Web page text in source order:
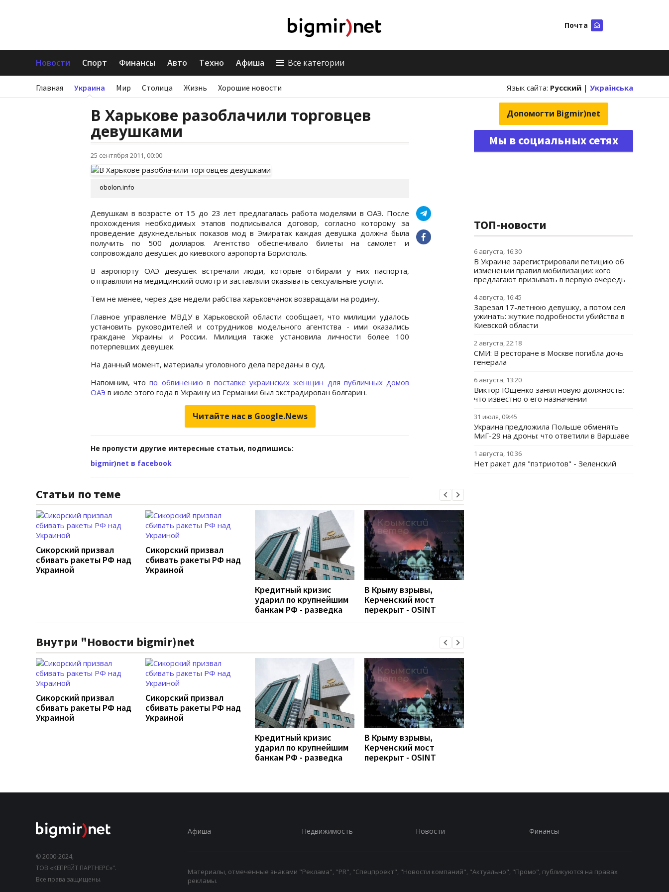
Почта
Новости Спорт Финансы Авто Техно Афиша Все категории
Главная Украина Мир Столица Жизнь Хорошие новости Язык сайта: Русский | Українська
В Харькове разоблачили торговцев
девушками
25 сентября 2011, 00:00
obolon.info
Девушкам в возрасте от 15 до 23 лет предлагалась работа моделями в ОАЭ. После
прохождения необходимых этапов подписывался договор, согласно которому за
проведение двухнедельных показов мод в Эмиратах каждая девушка должна была
получить по 500 долларов. Агентство обеспечивало билеты на самолет и
сопровождало девушек до киевского аэропорта Борисполь.
В аэропорту ОАЭ девушек встречали люди, которые отбирали у них паспорта,
отправляли на медицинский осмотр и заставляли оказывать сексуальные услуги.
Тем не менее, через две недели рабства харьковчанок возвращали на родину.
Главное управление МВДУ в Харьковской области сообщает, что милиции удалось
установить руководителей и сотрудников модельного агентства - ими оказались
граждане Украины и России. Милиция также установила личности более 100
потерпевших девушек.
На данный момент, материалы уголовного дела переданы в суд.
Напомним, чтопо обвинению в поставке украинских женщин для публичных домов
ОАЭ в июле этого года в Украину из Германии был экстрадирован болгарин.
Читайте нас в Google.News
Не пропусти другие интересные статьи, подпишись:
bigmir)net в facebook
Статьи по теме
Сикорский призвал
сбивать ракеты РФ над
Украиной
Сикорский призвал
сбивать ракеты РФ над
Украиной
Кредитный кризис
ударил по крупнейшим
банкам РФ - разведка
В Крыму взрывы,
Керченский мост
перекрыт - OSINT
Внутри "Новости bigmir)net
Сикорский призвал
сбивать ракеты РФ над
Украиной
Сикорский призвал
сбивать ракеты РФ над
Украиной
Кредитный кризис
ударил по крупнейшим
банкам РФ - разведка
В Крыму взрывы,
Керченский мост
перекрыт - OSINT
Допомогти Bigmir)net
Мы в социальных сетях
ТОП-новости
6 августа, 16:30
В Украине зарегистрировали петицию об
изменении правил мобилизации: кого
предлагают призывать в первую очередь
4 августа, 16:45
Зарезал 17-летнюю девушку, а потом сел
ужинать: жуткие подробности убийства в
Киевской области
2 августа, 22:18
СМИ: В ресторане в Москве погибла дочь
генерала
6 августа, 13:20
Виктор Ющенко занял новую должность:
что известно о его назначении
31 июля, 09:45
Украина предложила Польше обменять
МиГ-29 на дроны: что ответили в Варшаве
1 августа, 10:36
Нет ракет для "пэтриотов" - Зеленский
© 2000-2024,
ТОВ «КЕПРЕЙТ ПАРТНЕРС»".
Все права защищены.
Афиша Недвижимость Новости Финансы
Материалы, отмеченные знаками "Реклама", "PR", "Спецпроект", "Новости компаний", "Актуально", "Промо", публикуются на правах
рекламы.